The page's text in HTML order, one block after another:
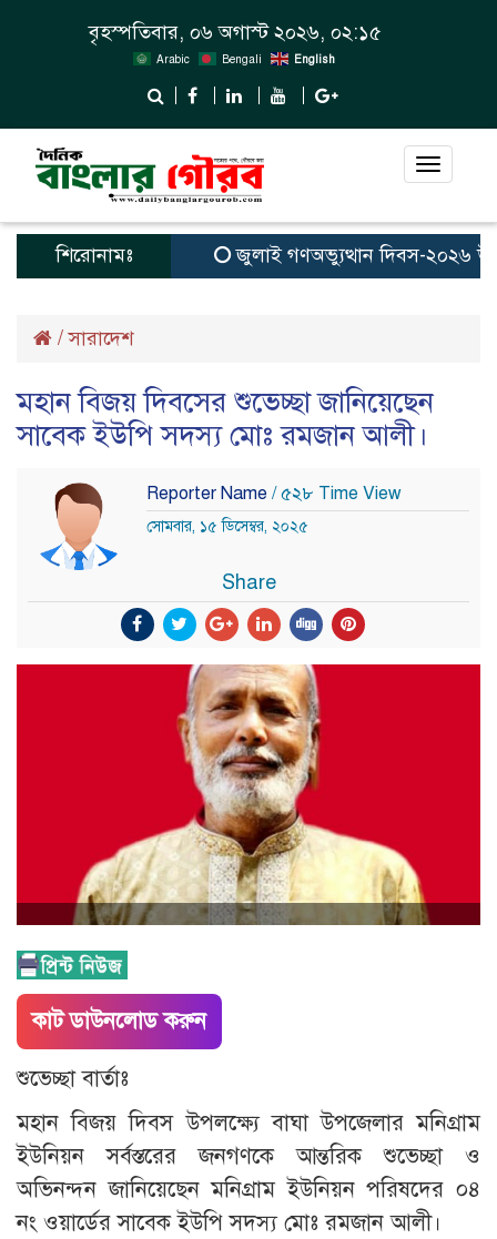
বৃহস্পতিবার, ০৬ অগাস্ট ২০২৬, ০২:১৫
Arabic Bengali English
Toggle
শিরোনামঃ জুলাই গণঅভ্যুত্থান দিবস-২০২৬
/সারাদেশ
মহান বিজয় দিবসের শুভেচ্ছা জানিয়েছেন
সাবেক ইউপি সদস্য মোঃ রমজান আলী।
Reporter Name / ৫২৮ Time View
সোমবার, ১৫ ডিসেম্বর, ২০২৫
Share
কাট ডাউনলোড করুন
শুভেচ্ছা বার্তাঃ
মহান বিজয় দিবস উপলক্ষ্যে বাঘা উপজেলার মনিগ্রাম
ইউনিয়ন সর্বস্তরের জনগণকে আন্তরিক শুভেচ্ছা ও
অভিনন্দন জানিয়েছেন মনিগ্রাম ইউনিয়ন পরিষদের ০৪
নং ওয়ার্ডের সাবেক ইউপি সদস্য মোঃ রমজান আলী।